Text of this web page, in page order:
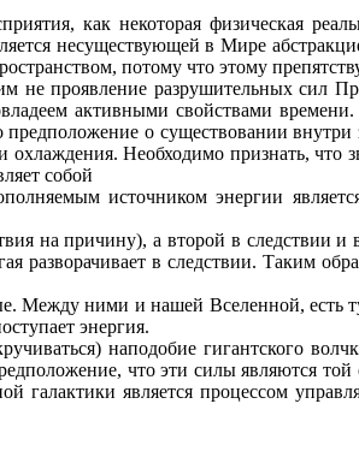
как некоторая физическая
несуществующей в Мире
потому что этому
не проявление разрушительных сил
активными свойствами
о существовании
ох­лаждения. Необходимо признать,
собой
источ­ником энергии
на причину), а второй в следствии
разворачивает в следствии. Таким
Между ними и нашей Вселенной,
энергия.
наподобие гигантского
что эти силы являются той
галактики является процессом